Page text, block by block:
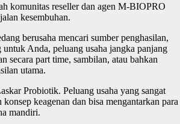
komunitas reseller dan agen M-BIOPRO
kesembuhan.
berusaha mencari sumber penghasilan,
Anda, peluang usaha jangka panjang
secara part time, sambilan, atau bahkan
utama.
Probiotik. Peluang usaha yang sangat
keagenan dan bisa mengantarkan para
mandiri.